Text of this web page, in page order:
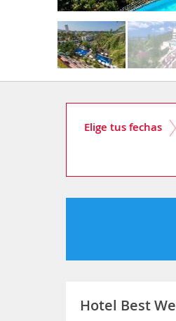
Elige tus fechas
Hotel Best